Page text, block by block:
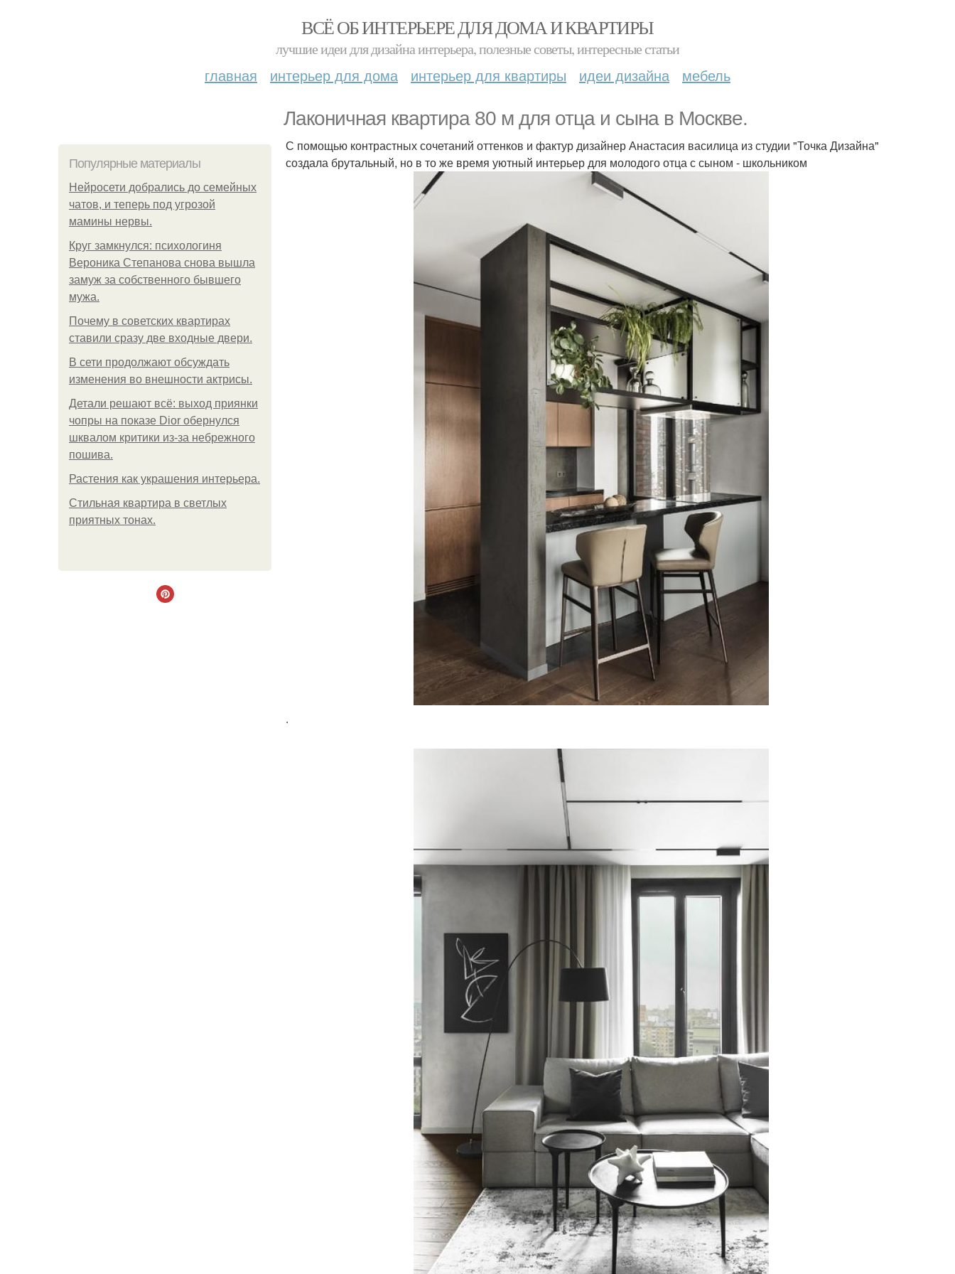
ВСЁ ОБ ИНТЕРЬЕРЕ ДЛЯ ДОМА И КВАРТИРЫ
лучшие идеи для дизайна интерьера, полезные советы, интересные статьи
главная интерьер для дома интерьер для квартиры идеи дизайна мебель
Лаконичная квартира 80 м для отца и сына в Москве.
Популярные материалы
Нейросети добрались до семейных
чатов, и теперь под угрозой
мамины нервы.
Круг замкнулся: психологиня
Вероника Степанова снова вышла
замуж за собственного бывшего
мужа.
Почему в советских квартирах
ставили сразу две входные двери.
В сети продолжают обсуждать
изменения во внешности актрисы.
Детали решают всё: выход приянки
чопры на показе Dior обернулся
шквалом критики из-за небрежного
пошива.
Растения как украшения интерьера.
Стильная квартира в светлых
приятных тонах.
С помощью контрастных сочетаний оттенков и фактур дизайнер Анастасия василица из студии "Точка Дизайна"
создала брутальный, но в то же время уютный интерьер для молодого отца с сыном - школьником
.